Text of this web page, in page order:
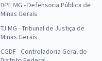
DPE MG - Defensoria Pública de
Minas Gerais
TJ MG - Tribunal de Justiça de
Minas Gerais
CGDF - Controladoria Geral do